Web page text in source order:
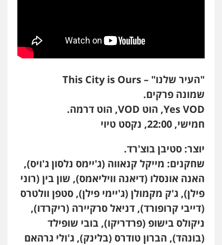
"העיר שלנו" –This City is Ours
שמונה פרקים.
Yes VOD, הוט VOD, הוט דרמה.
חמישי, 22:00, נקסט טיוי
יוצר: סטיבן בוצ'רד.
שחקנים: מייקל קנאווה (ג'יימס נלסון ג'ויס),
האנה אונסלו (דיאנה וויליאמס), שון בין (רוני
פילן), ג'ק מקמולן (ג'יימי פילן), סטפן וולטרס
(דייבי קרופורד), דניאל סרקיירה (ריקרדו),
ניקולס בישופ (פרדריקו), בובי שופילד
(בונהד), הברון טודרס (בלינק), ג'ולי גרהאם